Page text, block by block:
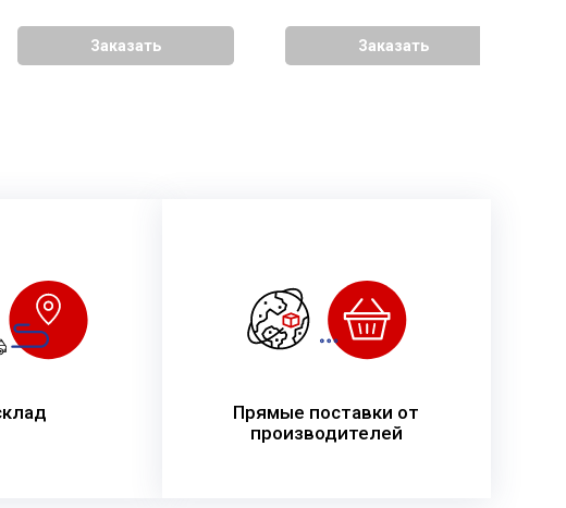
Заказать Заказать
Прямые поставки от
производителей